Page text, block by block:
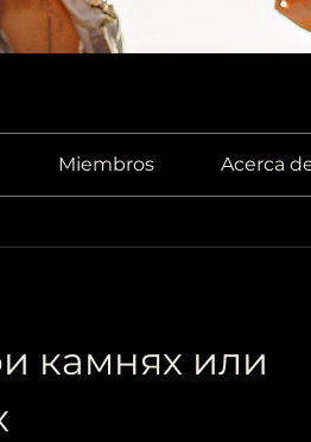
Miembros Acerca
камнях или